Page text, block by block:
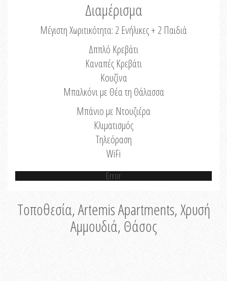
Διαμέρισμα
Μέγιστη Χωριτικότητα: 2 Ενήλικες + 2 Παιδιά
Δππλό Κρεβάτι
Καναπές Κρεβάτι
Κουζίνα
Μπαλκόνι με Θέα τη Θάλασσα
Μπάνιο με Ντουζιέρα
Κλιματισμός
Τηλεόραση
WiFi
Error
Τοποθεσία, Artemis Apartments, Χρυσή
Αμμουδιά, Θάσος